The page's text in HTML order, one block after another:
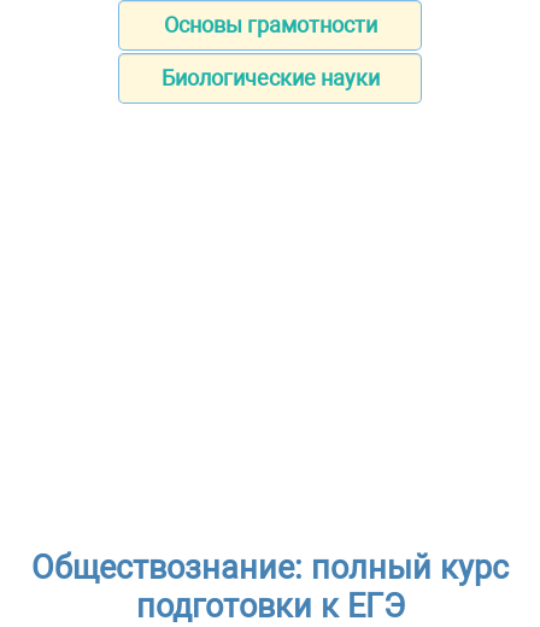
Основы грамотности
Биологические науки
Обществознание: полный курс
подготовки к ЕГЭ